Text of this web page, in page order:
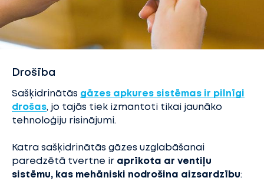
Drošība
Sašķidrinātās gāzes apkures sistēmas ir pilnīgi
drošas, jo tajās tiek izmantoti tikai jaunāko
tehnoloģiju risinājumi.
Katra sašķidrinātās gāzes uzglabāšanai
paredzētā tvertne ir aprīkota ar ventiļu
sistēmu, kas mehāniski nodrošina aizsardzību: